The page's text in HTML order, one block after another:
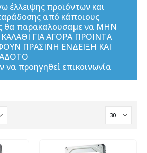
έλλειψης προϊόντων και
από κάποιους
θα παρακαλουσαμε να ΜΗΝ
ΓΙΑ ΑΓΟΡΑ ΠΡΟΙΝΤΑ
ΠΡΑΣΙΝΗ ΕΝΔΕΙΞΗ ΚΑΙ
να προηγηθεί επικοινωνία